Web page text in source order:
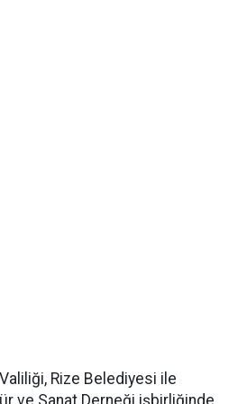
Valiliği, Rize Belediyesi ile